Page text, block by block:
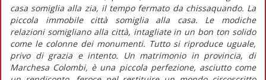
casa somiglia alla zia, il tempo fermato da chissaquando. La
piccola immobile città somiglia alla casa. Le modiche
relazioni somigliano alla città, intagliate in un bon ton solido
come le colonne dei monumenti. Tutto si riproduce uguale,
privo di grazia e intento. Un matrimonio in provincia, di
Marchesa Colombi, è una piccola perfezione, asciutto come